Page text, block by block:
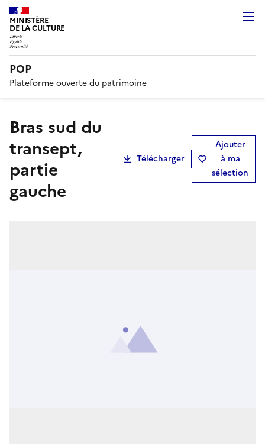
MINISTÈRE
DE LA CULTURE
POP
Plateforme ouverte du patrimoine
Bras sud du
transept,
partie
gauche
Télécharger
Ajouter
à ma
sélection